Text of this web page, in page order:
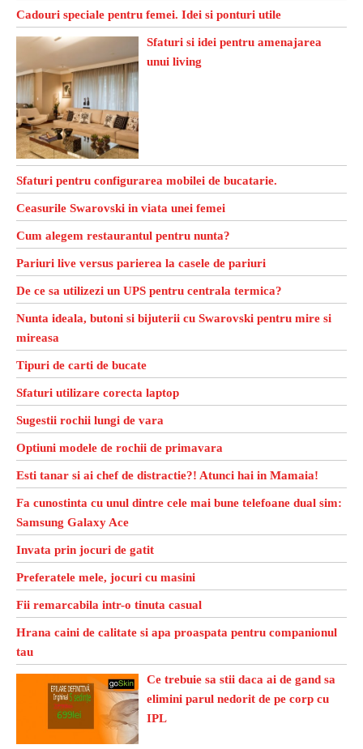
Cadouri speciale pentru femei. Idei si ponturi utile
Sfaturi si idei pentru amenajarea
unui living
Sfaturi pentru configurarea mobilei de bucatarie.
Ceasurile Swarovski in viata unei femei
Cum alegem restaurantul pentru nunta?
Pariuri live versus parierea la casele de pariuri
De ce sa utilizezi un UPS pentru centrala termica?
Nunta ideala, butoni si bijuterii cu Swarovski pentru mire si
mireasa
Tipuri de carti de bucate
Sfaturi utilizare corecta laptop
Sugestii rochii lungi de vara
Optiuni modele de rochii de primavara
Esti tanar si ai chef de distractie?! Atunci hai in Mamaia!
Fa cunostinta cu unul dintre cele mai bune telefoane dual sim:
Samsung Galaxy Ace
Invata prin jocuri de gatit
Preferatele mele, jocuri cu masini
Fii remarcabila intr-o tinuta casual
Hrana caini de calitate si apa proaspata pentru companionul
tau
Ce trebuie sa stii daca ai de gand sa
elimini parul nedorit de pe corp cu
IPL